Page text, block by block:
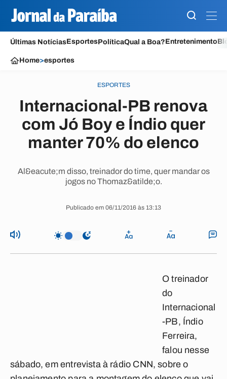
Últimas NotíciasEsportesPolíticaQual a Boa?Entretenimento
Home>esportes
ESPORTES
Internacional-PB renova
com Jó Boy e Índio quer
manter 70% do elenco
Al&eacute;m disso, treinador do time, quer mandar os
jogos no Thomaz&atilde;o.
Publicado em 06/11/2016 às 13:13
O treinador
do
Internacional
-PB, Índio
Ferreira,
falou nesse
sábado, em entrevista à rádio CNN, sobre o